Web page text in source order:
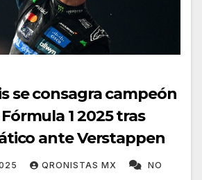
se consagra campeón
1 2025 tras
ante Verstappen
QRONISTAS MX NO